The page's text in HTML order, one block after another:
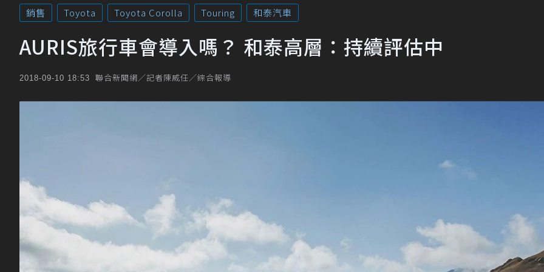
銷售 Toyota Toyota Corolla Touring 和泰汽車
AURIS旅行車會導入嗎？ 和泰高層：持續評估中
2018-09-10 18:53 聯合新聞網／記者陳威任／綜合報導